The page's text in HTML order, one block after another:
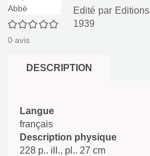
0/5
0 avis
Edité par
1939
DESCRIPTION
Langue
français
Description physique
228 p.. ill., pl.. 27 cm